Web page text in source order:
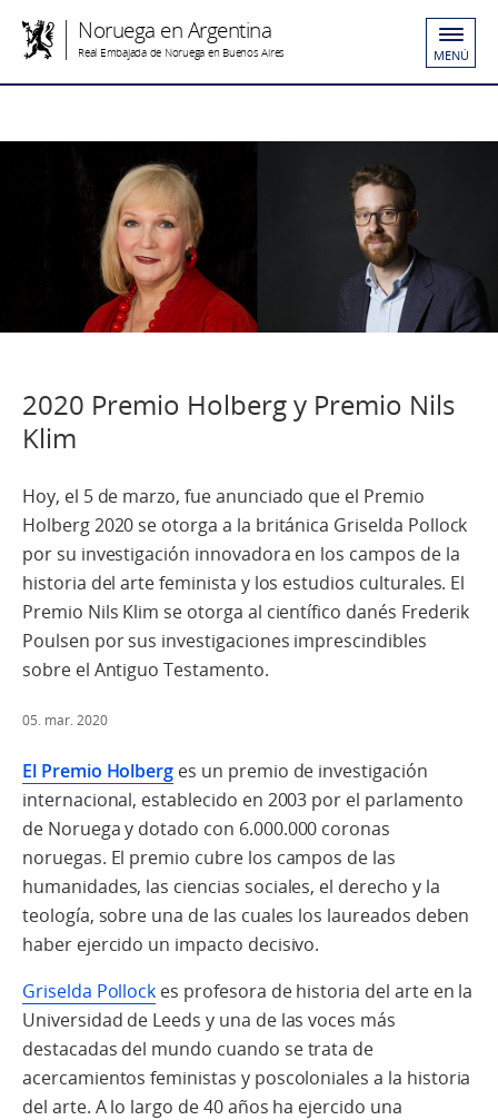
Noruega en Argentina
Real Embajada de Noruega en Buenos Aires MENÚ
2020 Premio Holberg y Premio Nils
Klim
Hoy, el 5 de marzo, fue anunciado que el Premio
Holberg 2020 se otorga a la británica Griselda Pollock
por su investigación innovadora en los campos de la
historia del arte feminista y los estudios culturales. El
Premio Nils Klim se otorga al científico danés Frederik
Poulsen por sus investigaciones imprescindibles
sobre el Antiguo Testamento.
05. mar. 2020
El Premio Holberg es un premio de investigación
internacional, establecido en 2003 por el parlamento
de Noruega y dotado con 6.000.000 coronas
noruegas. El premio cubre los campos de las
humanidades, las ciencias sociales, el derecho y la
teología, sobre una de las cuales los laureados deben
haber ejercido un impacto decisivo.
Griselda Pollock es profesora de historia del arte en la
Universidad de Leeds y una de las voces más
destacadas del mundo cuando se trata de
acercamientos feministas y poscoloniales a la historia
del arte. A lo largo de 40 años ha ejercido una